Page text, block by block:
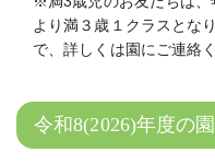
より満３歳１クラスとな
で、詳しくは園にご連絡
令和8(2026)年度の